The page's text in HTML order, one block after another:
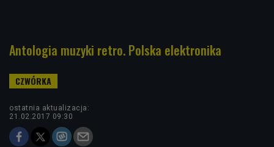
Antologia muzyki retro. Polska elektronika
ostatnia aktualizacja:
21.02.2017 09:30